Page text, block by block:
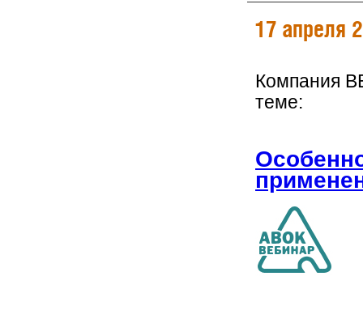
17 апреля
Компания
теме: